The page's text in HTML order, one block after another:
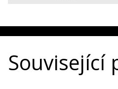
Související